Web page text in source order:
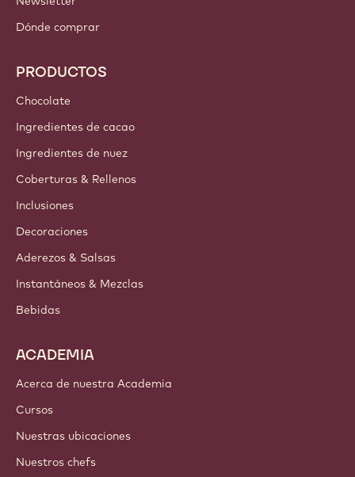
Dónde comprar
PRODUCTOS
Chocolate
Ingredientes de cacao
Ingredientes de nuez
Coberturas & Rellenos
Inclusiones
Decoraciones
Aderezos & Salsas
Instantáneos & Mezclas
Bebidas
ACADEMIA
Acerca de nuestra Academia
Cursos
Nuestras ubicaciones
Nuestros chefs